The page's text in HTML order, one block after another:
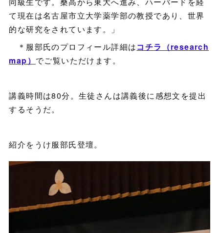
て現在は名古屋市立大学薬学部の教授であり、世界
的な研究をされています。」
＊服部氏のプロフィール詳細はコチラ（research
map） でご覧いただけます。
講義時間は80分。生徒さんは講義後に感想文を提出
するそうだ。
紹介をうけ服部氏登壇。